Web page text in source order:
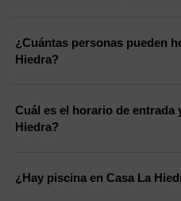
¿Cuántas personas pueden
Hiedra?
Cuál es el horario de entrada y
Hiedra?
¿Hay piscina en Casa La